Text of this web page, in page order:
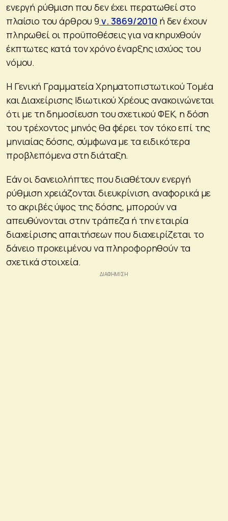
ενεργή ρύθμιση που δεν έχει περατωθεί στο
πλαίσιο του άρθρου 9ν. 3869/2010 ή δεν έχουν
πληρωθεί οι προϋποθέσεις για να κηρυχθούν
έκπτωτες κατά τον χρόνο έναρξης ισχύος του
νόμου.
Η Γενική Γραμματεία Χρηματοπιστωτικού Τομέα
και Διαχείρισης Ιδιωτικού Χρέους ανακοινώνεται
ότι με τη δημοσίευση του σχετικού ΦΕΚ, η δόση
του τρέχοντος μηνός θα φέρει τον τόκο επί της
μηνιαίας δόσης, σύμφωνα με τα ειδικότερα
προβλεπόμενα στη διάταξη.
Εάν οι δανειολήπτες που διαθέτουν ενεργή
ρύθμιση χρειάζονται διευκρίνιση, αναφορικά με
το ακριβές ύψος της δόσης, μπορούν να
απευθύνονται στην τράπεζα ή την εταιρία
διαχείρισης απαιτήσεων που διαχειρίζεται το
δάνειο προκειμένου να πληροφορηθούν τα
σχετικά στοιχεία.